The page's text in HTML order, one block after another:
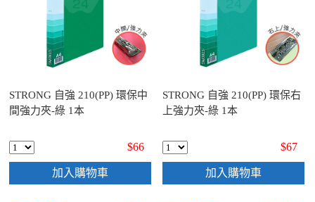
STRONG 自強 210(PP) 環保中
間強力夾-綠 1本
$66
加入購物車
STRONG 自強 210(PP) 環保右
上強力夾-綠 1本
$67
加入購物車